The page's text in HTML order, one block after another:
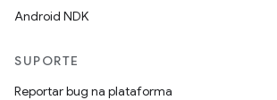
Android NDK
SUPORTE
Reportar bug na plataforma